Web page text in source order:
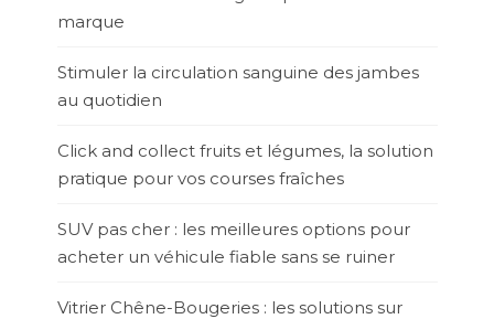
marque
Stimuler la circulation sanguine des jambes
au quotidien
Click and collect fruits et légumes, la solution
pratique pour vos courses fraîches
SUV pas cher : les meilleures options pour
acheter un véhicule fiable sans se ruiner
Vitrier Chêne-Bougeries : les solutions sur